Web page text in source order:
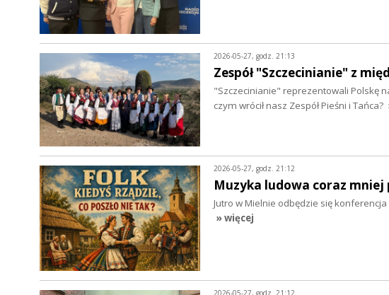
2026-05-27, godz. 21:13
Zespół "Szczecinianie" z
"Szczecinianie" reprezentowali Polskę
czym wrócił nasz Zespół Pieśni i Tańca?
2026-05-27, godz. 21:12
Muzyka ludowa coraz
Jutro w Mielnie odbędzie się konferencja
» więcej